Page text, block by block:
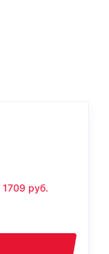
1709 руб.